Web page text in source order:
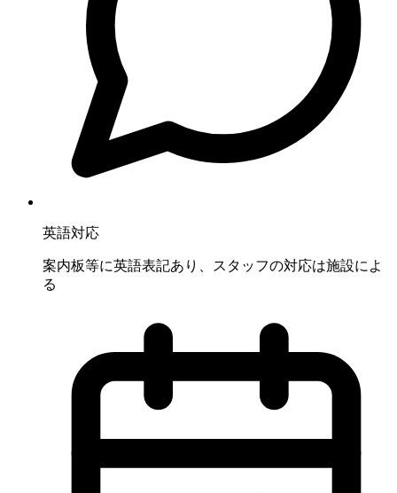
英語対応
案内板等に英語表記あり、スタッフの対応は施設によ
る